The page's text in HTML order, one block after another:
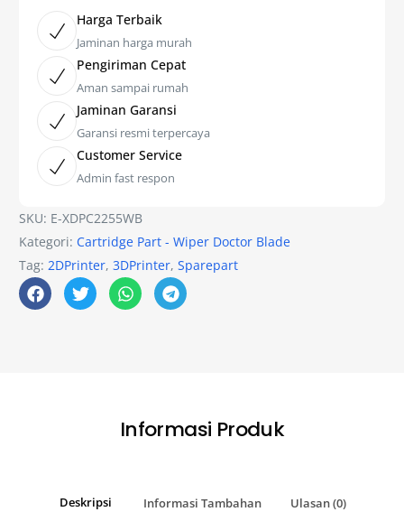
Harga Terbaik
Jaminan harga murah
Pengiriman Cepat
Aman sampai rumah
Jaminan Garansi
Garansi resmi terpercaya
Customer Service
Admin fast respon
SKU: E-XDPC2255WB
Kategori: Cartridge Part - Wiper Doctor Blade
Tag:2DPrinter,3DPrinter,Sparepart
Informasi Produk
Deskripsi Informasi Tambahan Ulasan (0)